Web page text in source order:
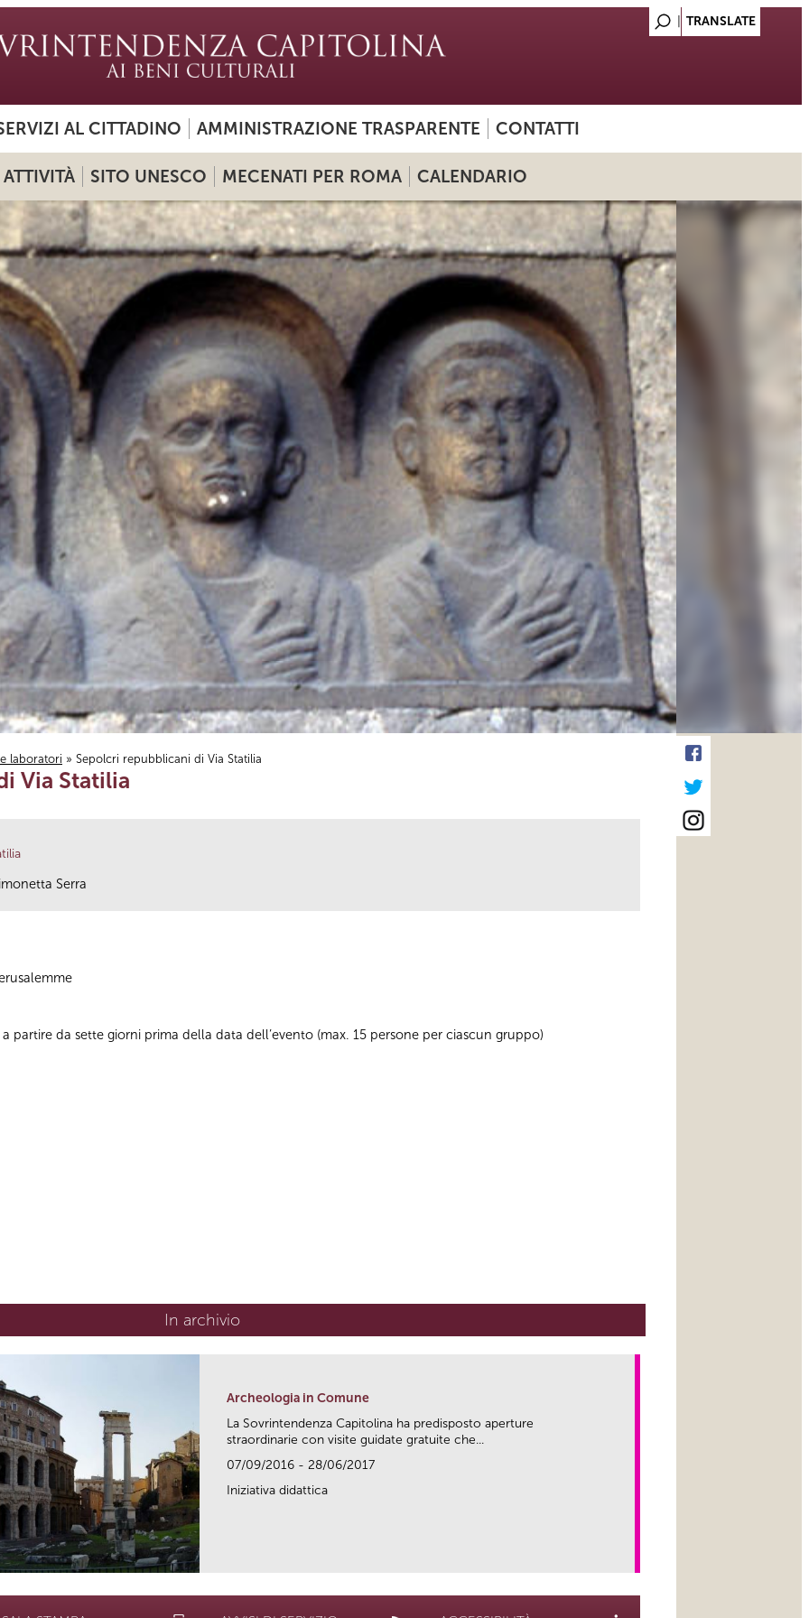
AL CITTADINO AMMINISTRAZIONE TRASPARENTE CONTATTI
ATTIVITÀ SITO UNESCO MECENATI PER ROMA CALENDARIO
laboratori » Sepolcri repubblicani di Via Statilia
Via Statilia
Serra
da sette giorni prima della data dell’evento (max. 15 persone per ciascun gruppo)
In archivio
Archeologia in Comune
La Sovrintendenza Capitolina ha predisposto aperture
straordinarie con visite guidate gratuite che...
07/09/2016 - 28/06/2017
Iniziativa didattica